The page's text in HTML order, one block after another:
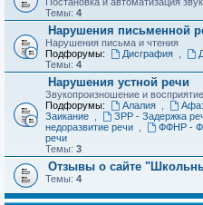
Темы: 4
Нарушения письменной
Нарушения письма и чтения
Подфорумы:
Дисграфия
Темы: 4
Нарушения устной речи
Звукопроизношение и
Подфорумы:
Алалия
Заикание
ЗРР - Задержка
недоразвитие речи
ФФНР -
речи
Темы: 3
Отзывы о сайте
Темы: 4